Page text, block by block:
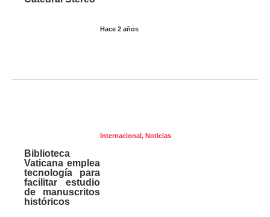
Hace 2 años
Internacional, Noticias
Biblioteca
Vaticana emplea
tecnología para
facilitar estudio
de manuscritos
históricos